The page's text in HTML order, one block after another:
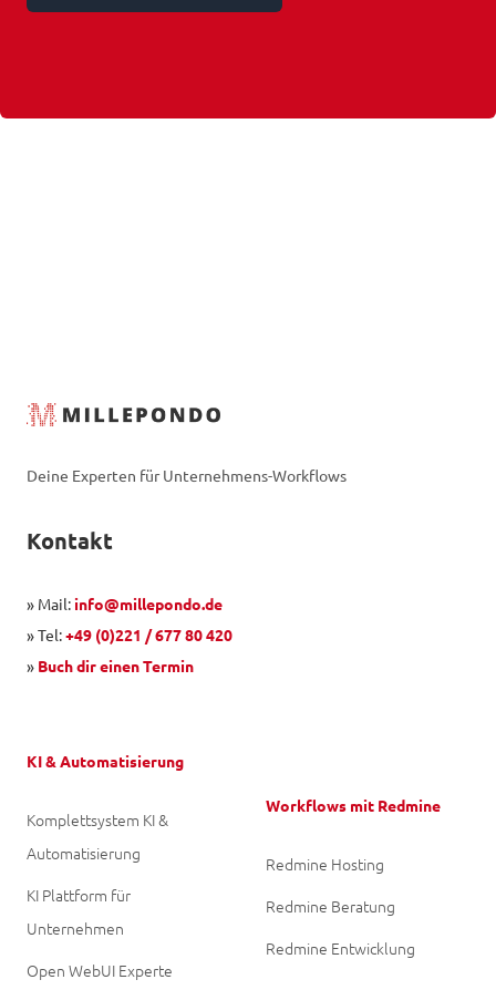
Deine Experten für Unternehmens-Workflows
Kontakt
» Mail: info@millepondo.de
» Tel:+49 (0)221 / 677 80 420
» Buch dir einen Termin
KI & Automatisierung
Komplettsystem KI &
Automatisierung
KI Plattform für
Unternehmen
Open WebUI Experte
Workflows mit Redmine
Redmine Hosting
Redmine Beratung
Redmine Entwicklung